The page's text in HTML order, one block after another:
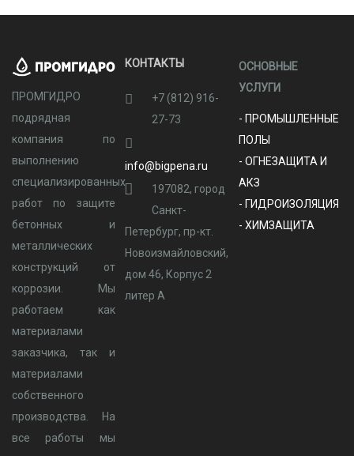
ПРОМГИДРО
подрядная
компания по
выполнению
специализированных
работ по защите
бетонных и
металлических
конструкций от
коррозии. Мы
работаем как
материалами
заказчика, так и
материалами
собственного
производства. На
все работы мы
КОНТАКТЫ
+7 (812) 916-
27-73
info@bigpena.ru
197082, город
Санкт-
Петербург, пр-кт.
Новоизмайловский,
дом 46, Корпус 2
литер А
ОСНОВНЫЕ
УСЛУГИ
- ПРОМЫШЛЕННЫЕ
ПОЛЫ
- ОГНЕЗАЩИТА И
АКЗ
- ГИДРОИЗОЛЯЦИЯ
- ХИМЗАЩИТА